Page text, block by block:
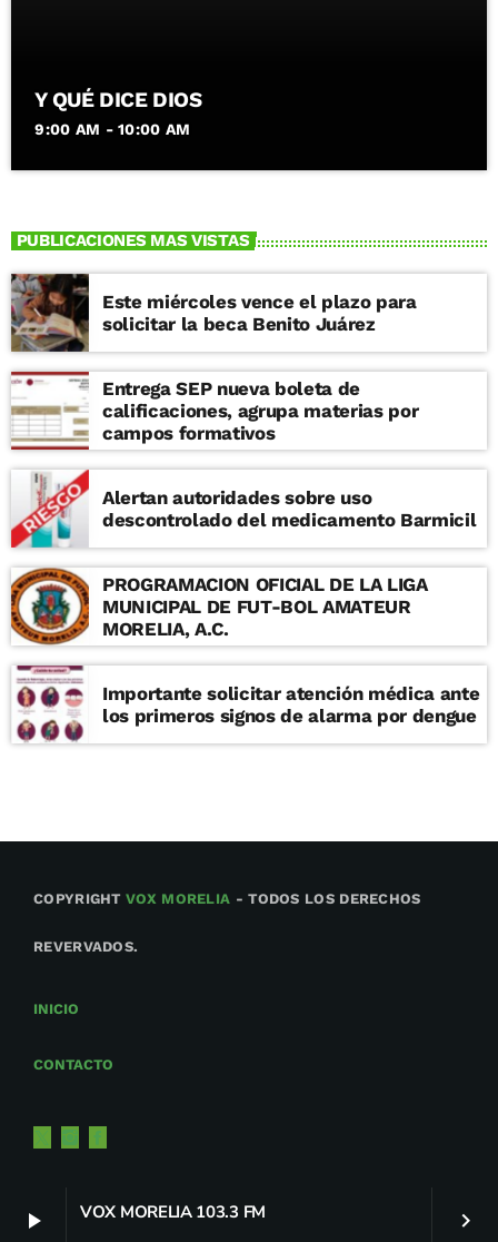
play_arrow VOX MORELIA 103.3 FM keyboard_arrow_right
Y QUÉ DICE DIOS
9:00 AM - 10:00 AM
PUBLICACIONES MAS VISTAS
Este miércoles vence el plazo para
solicitar la beca Benito Juárez
Entrega SEP nueva boleta de
calificaciones, agrupa materias por
campos formativos
Alertan autoridades sobre uso
descontrolado del medicamento Barmicil
PROGRAMACION OFICIAL DE LA LIGA
MUNICIPAL DE FUT-BOL AMATEUR
MORELIA, A.C.
Importante solicitar atención médica ante
los primeros signos de alarma por dengue
COPYRIGHTVOX MORELIA - TODOS LOS DERECHOS
REVERVADOS.
INICIO
CONTACTO